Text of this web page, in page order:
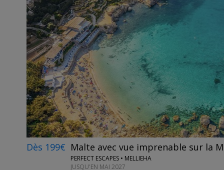
Dès 199€ Malte avec vue imprenable sur la
PERFECT ESCAPES • MELLIEHA
JUSQU'EN MAI 2027